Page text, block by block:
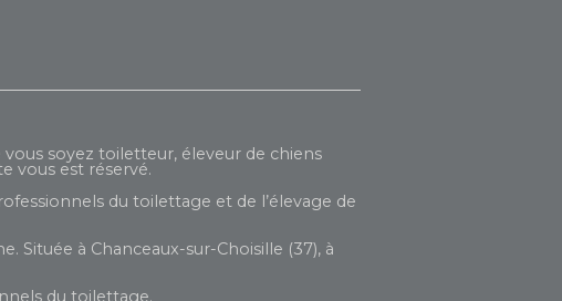
soyez toiletteur, éleveur de chiens
vous est réservé.
du toilettage et de l’élevage de
Située à Chanceaux-sur-Choisille (37), à
du toilettage.